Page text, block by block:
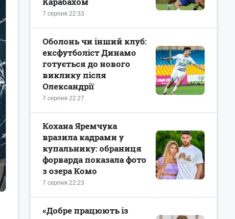
7 серпня 22:33
7 серпня 22:27
Оболонь чи інший клуб:
ексфутболіст Динамо
готується до нового
виклику після
Олександрії
7 серпня 22:23
Кохана Яремчука
вразила кадрами у
купальнику: обраниця
форварда показала фото
з озера Комо
«Добре працюють із